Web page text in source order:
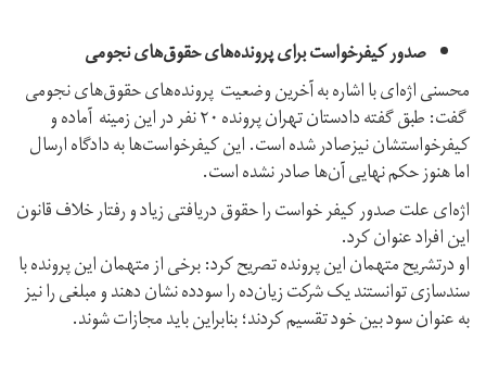
صدور کیفرخواست برای پرونده‌های حقوق‌های نجومی
محسنی اژه‌ای با اشاره به آخرین وضعیت پرونده‌های حقوق‌های نجومی
گفت: طبق گفته دادستان تهران پرونده‌ ۲۰ نفر در این زمینه آماده و
کیفرخواستشان نیزصادر شده است. این کیفرخواست‌ها به دادگاه ارسال
اما هنوز حکم نهایی آن‌ها صادر نشده است.
اژه‌ای علت صدور کیفر خواست را حقوق دریافتی زیاد و رفتار خلاف قانون
این افراد عنوان کرد.
او درتشریح متهمان این پرونده تصریح کرد: برخی از متهمان این پرونده با
سندسازی توانستند یک شرکت زیان‌ده را سودده نشان دهند و مبلغی را نیز
به عنوان سود بین خود تقسیم کردند؛ بنابراین باید مجازات شوند.